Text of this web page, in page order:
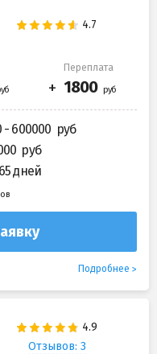
Переплата
- 600000
дней
Подробнее
Отзывов: 3